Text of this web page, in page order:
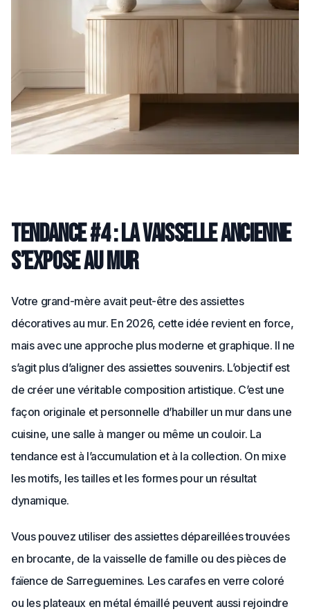
Tendance #4 : la vaisselle ancienne
s’expose au mur
Votre grand-mère avait peut-être des assiettes
décoratives au mur. En 2026, cette idée revient en force,
mais avec une approche plus moderne et graphique. Il ne
s’agit plus d’aligner des assiettes souvenirs. L’objectif est
de créer une véritable composition artistique. C’est une
façon originale et personnelle d’habiller un mur dans une
cuisine, une salle à manger ou même un couloir. La
tendance est à l’accumulation et à la collection. On mixe
les motifs, les tailles et les formes pour un résultat
dynamique.
Vous pouvez utiliser des assiettes dépareillées trouvées
en brocante, de la vaisselle de famille ou des pièces de
faïence de Sarreguemines. Les carafes en verre coloré
ou les plateaux en métal émaillé peuvent aussi rejoindre